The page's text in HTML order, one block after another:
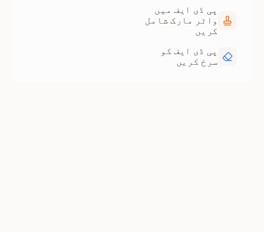
پی ڈی ایف میں
واٹر مارک شامل
کریں
پی ڈی ایف کو
سرخ کریں